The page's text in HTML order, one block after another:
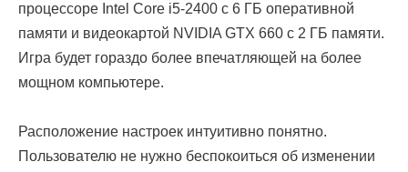
процессоре Intel Core i5-2400 с 6 ГБ оперативной
памяти и видеокартой NVIDIA GTX 660 с 2 ГБ памяти.
Игра будет гораздо более впечатляющей на более
мощном компьютере.
Расположение настроек интуитивно понятно.
Пользователю не нужно беспокоиться об изменении